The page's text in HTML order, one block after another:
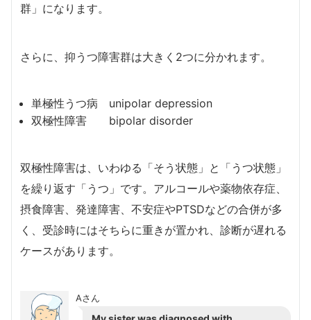
群」になります。
さらに、抑うつ障害群は大きく2つに分かれます。
単極性うつ病 unipolar depression
双極性障害 bipolar disorder
双極性障害は、いわゆる「そう状態」と「うつ状態」
を繰り返す「うつ」です。アルコールや薬物依存症、
摂食障害、発達障害、不安症やPTSDなどの合併が多
く、受診時にはそちらに重きが置かれ、診断が遅れる
ケースがあります。
Aさん